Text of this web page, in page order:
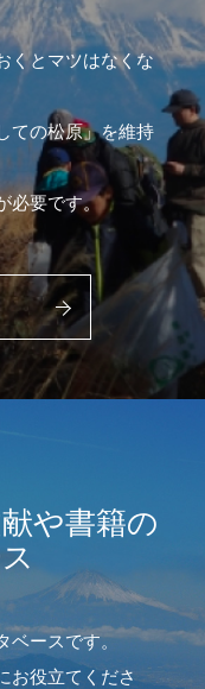
くとマツはなくな
ての松原」を維持
必要です。
や書籍の
ベースです。
お役立てくださ